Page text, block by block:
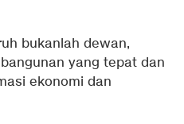
bukanlah dewan,
yang tepat dan
ekonomi dan